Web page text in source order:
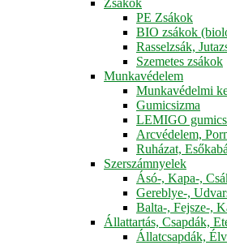
PE Zsákok
BIO zsákok
Rasselzsák,
Szemetes zsákok
Munkavédelem
Munkavédelmi
Gumicsizma
LEMIGO
Arcvédelem,
Ruházat,
Szerszámnyelek
Ásó-, Kapa-,
Gereblye-,
Balta-, Fejsze-,
Állattartás, Csapdák,
Állatcsapdák,